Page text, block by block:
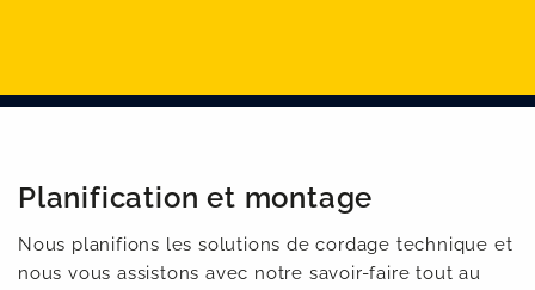
Planification et montage
Nous planifions les solutions de cordage technique et
nous vous assistons avec notre savoir-faire tout au